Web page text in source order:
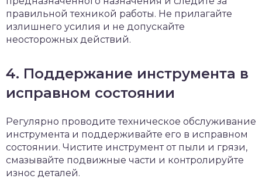
правильной техникой работы. Не прилагайте
излишнего усилия и не допускайте
неосторожных действий.
4. Поддержание инструмента в
исправном состоянии
Регулярно проводите техническое обслуживание
инструмента и поддерживайте его в исправном
состоянии. Чистите инструмент от пыли и грязи,
смазывайте подвижные части и контролируйте
износ деталей.